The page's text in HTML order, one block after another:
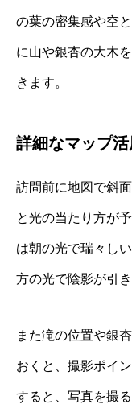
の葉の密集感や空
に山や銀杏の大木
きます。
詳細なマップ
訪問前に地図で斜
と光の当たり方が
は朝の光で瑞々し
方の光で陰影が引き
また滝の位置や銀
おくと、撮影ポイ
すると、写真を撮